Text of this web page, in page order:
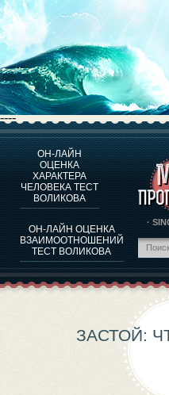
----
ОН-ЛАЙН
ОЦЕНКА
ХАРАКТЕРА
ЧЕЛОВЕКА ТЕСТ
ВОЛИКОВА
ОН-ЛАЙН ОЦЕНКА
ВЗАИМООТНОШЕНИЙ
ТЕСТ ВОЛИКОВА
·
О
ОЦЕНКА
ОЦЕНКА ХАРАКТЕРА
О
ТЕСТ НА
ЗАСТОЙ: